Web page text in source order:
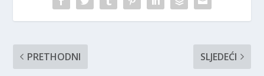
PRETHODNI SLJEDEĆI